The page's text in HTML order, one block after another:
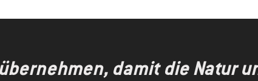
damit die Natur